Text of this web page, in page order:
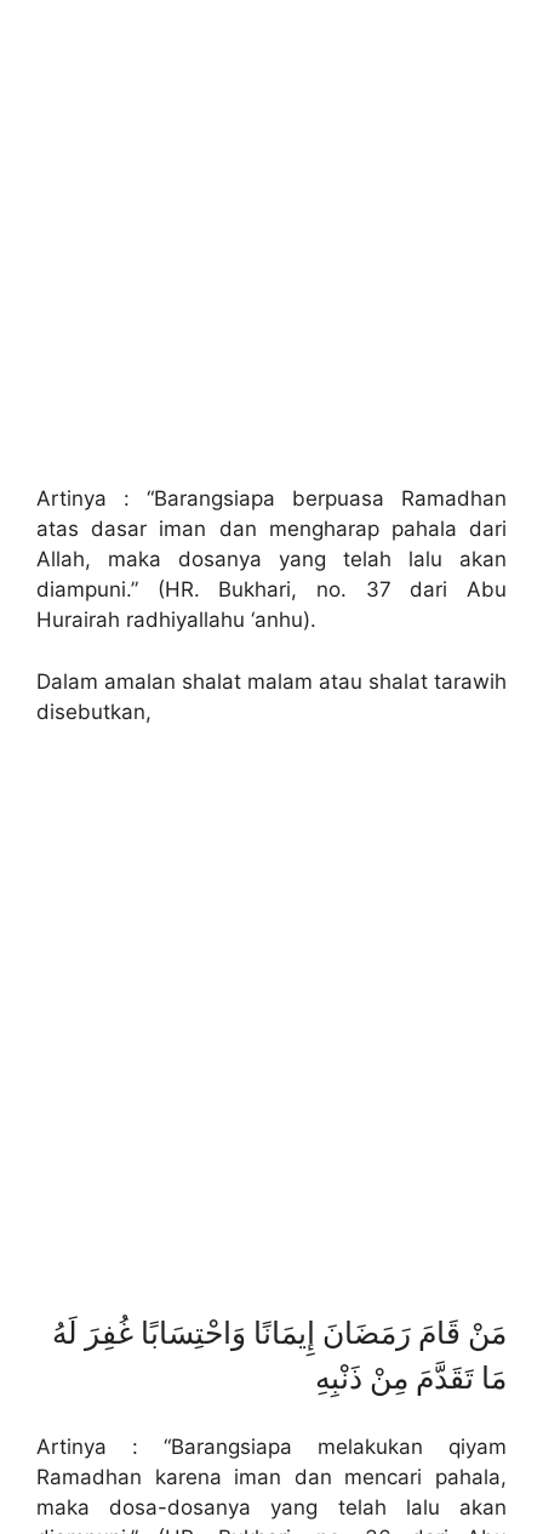
Artinya : “Barangsiapa berpuasa Ramadhan
atas dasar iman dan mengharap pahala dari
Allah, maka dosanya yang telah lalu akan
diampuni.” (HR. Bukhari, no. 37 dari Abu
Hurairah radhiyallahu ‘anhu).
Dalam amalan shalat malam atau shalat tarawih
disebutkan,
مَنْ قَامَ رَمَضَانَ إِيمَانًا وَاحْتِسَابًا غُفِرَ لَهُ
مَا تَقَدَّمَ مِنْ ذَنْبِهِ
Artinya : “Barangsiapa melakukan qiyam
Ramadhan karena iman dan mencari pahala,
maka dosa-dosanya yang telah lalu akan